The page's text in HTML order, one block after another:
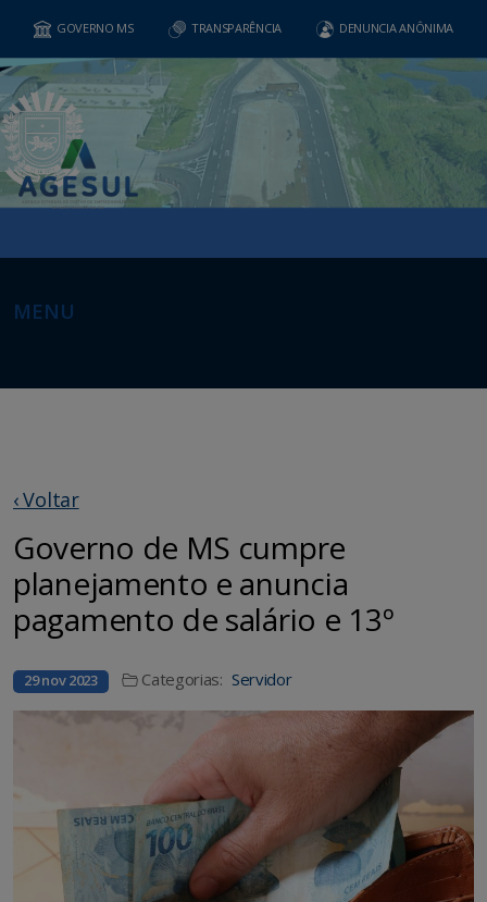
GOVERNO MS TRANSPARÊNCIA DENUNCIA ANÔNIMA
MENU
‹ Voltar
Governo de MS cumpre
planejamento e anuncia
pagamento de salário e 13º
29 nov 2023 Categorias: Servidor